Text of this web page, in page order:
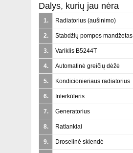
Dalys, kurių jau nėra
1. Radiatorius (aušinimo)
2. Stabdžių pompos mandžetas
3. Variklis B5244T
4. Automatinė greičių dėžė
5. Kondicionieriaus radiatorius
6. Interkūleris
7. Generatorius
8. Ratlankiai
9. Droselinė sklendė